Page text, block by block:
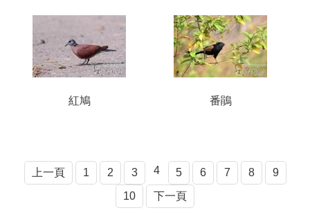
紅鳩 番鵑
上一頁 1 2 3 4 5 6 7 8
9
10
下一頁